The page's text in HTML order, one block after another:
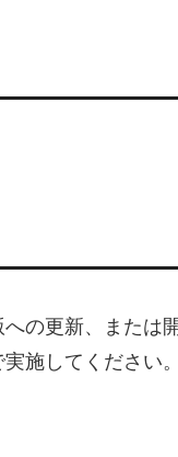
の更新、または
施してください